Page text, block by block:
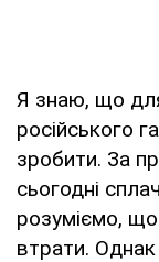
Я знаю, що
російського
зробити. За
сьогодні
розуміємо,
втрати.